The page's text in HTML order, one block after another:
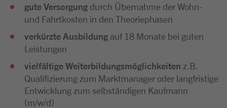
gute Versorgung durch Übernahme der Wohn-
und Fahrtkosten in den Theoriephasen
verkürzte Ausbildung auf 18 Monate bei guten
Leistungen
vielfältige Weiterbildungsmöglichkeiten z.B.
Qualifizierung zum Marktmanager oder langfristige
Entwicklung zum selbständigen Kaufmann
(m/w/d)